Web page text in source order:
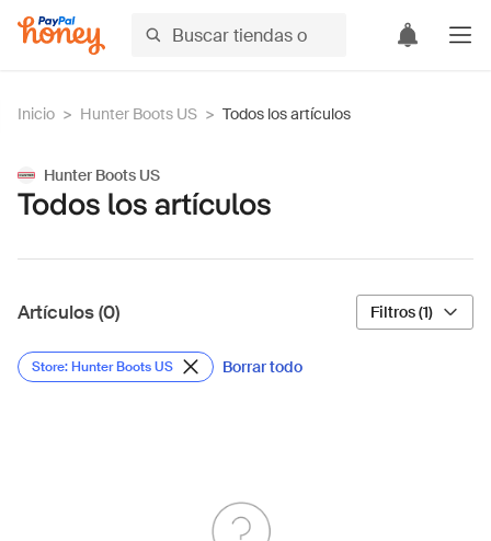
Inicio > Hunter Boots US > Todos los artículos
Hunter Boots US
Todos los artículos
Artículos (0) Filtros (1)
Store: Hunter Boots US Borrar todo